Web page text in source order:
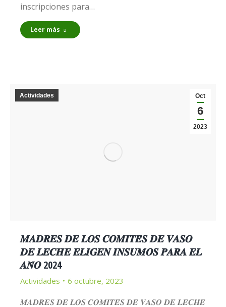
inscripciones para…
Leer más
Oct
6
2023
Actividades
𝑴𝑨𝑫𝑹𝑬𝑺 𝑫𝑬 𝑳𝑶𝑺 𝑪𝑶𝑴𝑰𝑻𝑬́𝑺 𝑫𝑬 𝑽𝑨𝑺𝑶
𝑫𝑬 𝑳𝑬𝑪𝑯𝑬 𝑬𝑳𝑰𝑮𝑬𝑵 𝑰𝑵𝑺𝑼𝑴𝑶𝑺 𝑷𝑨𝑹𝑨 𝑬𝑳
𝑨𝑵̃𝑶 2024
Actividades 6 octubre, 2023
𝑴𝑨𝑫𝑹𝑬𝑺 𝑫𝑬 𝑳𝑶𝑺 𝑪𝑶𝑴𝑰𝑻𝑬́𝑺 𝑫𝑬 𝑽𝑨𝑺𝑶 𝑫𝑬 𝑳𝑬𝑪𝑯𝑬